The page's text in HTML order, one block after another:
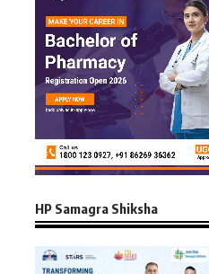
HP Samagra Shiksha